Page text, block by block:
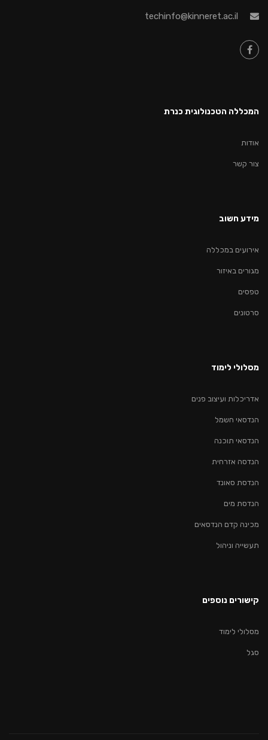
techinfo@kinneret.ac.il
המכללה הטכנולוגית כנרת
אודות
צור קשר
מידע חשוב
אירועים במכללה
מגורים באיזור
טפסים
סרטונים
מסלולי לימוד
אדריכלות ועיצוב פנים
הנדסאי חשמל
הנדסאי תוכנה
הנדסה אזרחית
הנדסת סאונד
הנדסת מים
מכינה קדם הנדסאים
תעשייה וניהול
קישורים נוספים
מסלולי לימוד
סגל